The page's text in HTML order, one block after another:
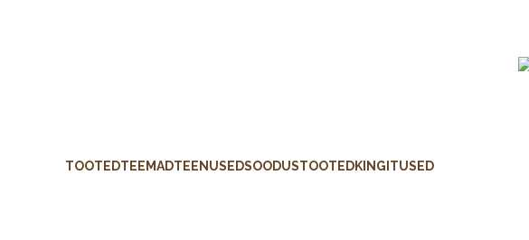
TOOTEDTEEMADTEENUSEDSOODUSTOOTEDKINGITUSED